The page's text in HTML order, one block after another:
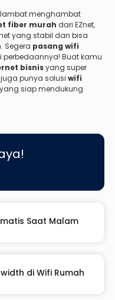
lambat menghambat
fiber murah dari EZnet,
yang stabil dan bisa
Segera pasang wifi
perbedaannya! Buat kamu
bisnisyang super
punya solusi wifi
yang siap mendukung
Saat Malam
di Wifi Rumah